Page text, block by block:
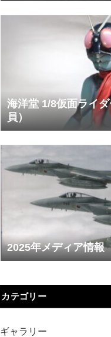
海洋堂 1/8仮面ライ
員）
2025年メディア情報
カテゴリー
ギャラリー